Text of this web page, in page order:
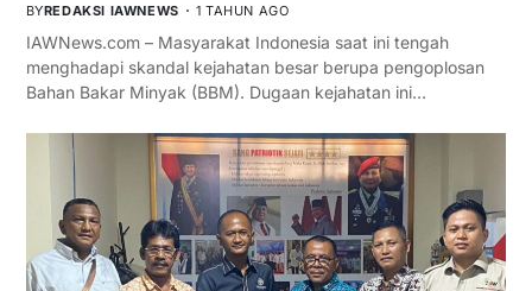
BYREDAKSI IAWNEWS 1 TAHUN AGO
IAWNews.com – Masyarakat Indonesia saat ini tengah
menghadapi skandal kejahatan besar berupa pengoplosan
Bahan Bakar Minyak (BBM). Dugaan kejahatan ini…